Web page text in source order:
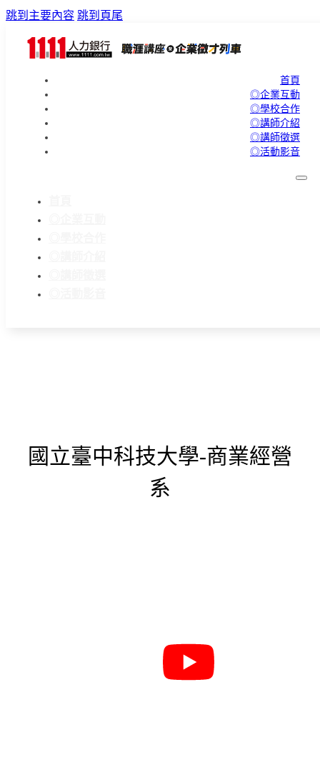
跳到主要內容 跳到頁尾
首頁
◎企業互動
◎學校合作
◎講師介紹
◎講師徵選
◎活動影音
國立臺中科技大學-商業經營
系